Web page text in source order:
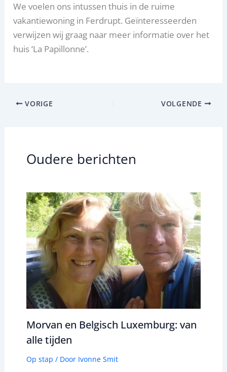
We voelen ons intussen thuis in de ruime
vakantiewoning in Ferdrupt. Geïnteresseerden
verwijzen wij graag naar meer informatie over het
huis ‘La Papillonne’.
VORIGE VOLGENDE
Oudere berichten
Morvan en Belgisch Luxemburg: van
alle tijden
Op stap / Door Ivonne Smit